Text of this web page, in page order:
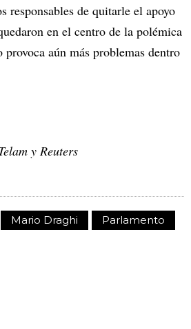
responsables de quitarle el apoyo
en el centro de la polémica
aún más problemas dentro
y Reuters
Mario Draghi
Parlamento